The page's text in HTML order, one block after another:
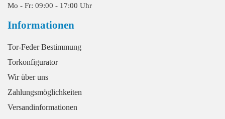
Mo - Fr: 09:00 - 17:00 Uhr
Informationen
Tor-Feder Bestimmung
Torkonfigurator
Wir über uns
Zahlungsmöglichkeiten
Versandinformationen